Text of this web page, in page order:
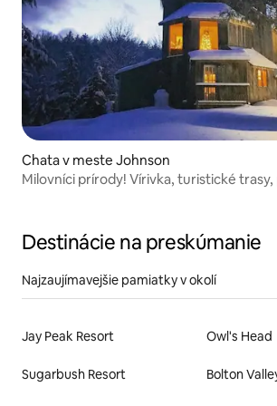
Chata v meste Johnson
Milovníci prírody! Vírivka, turistické
Destinácie na preskúmanie
Najzaujímavejšie pamiatky v okolí
Jay Peak Resort Owl's Head
Sugarbush Resort Bolton